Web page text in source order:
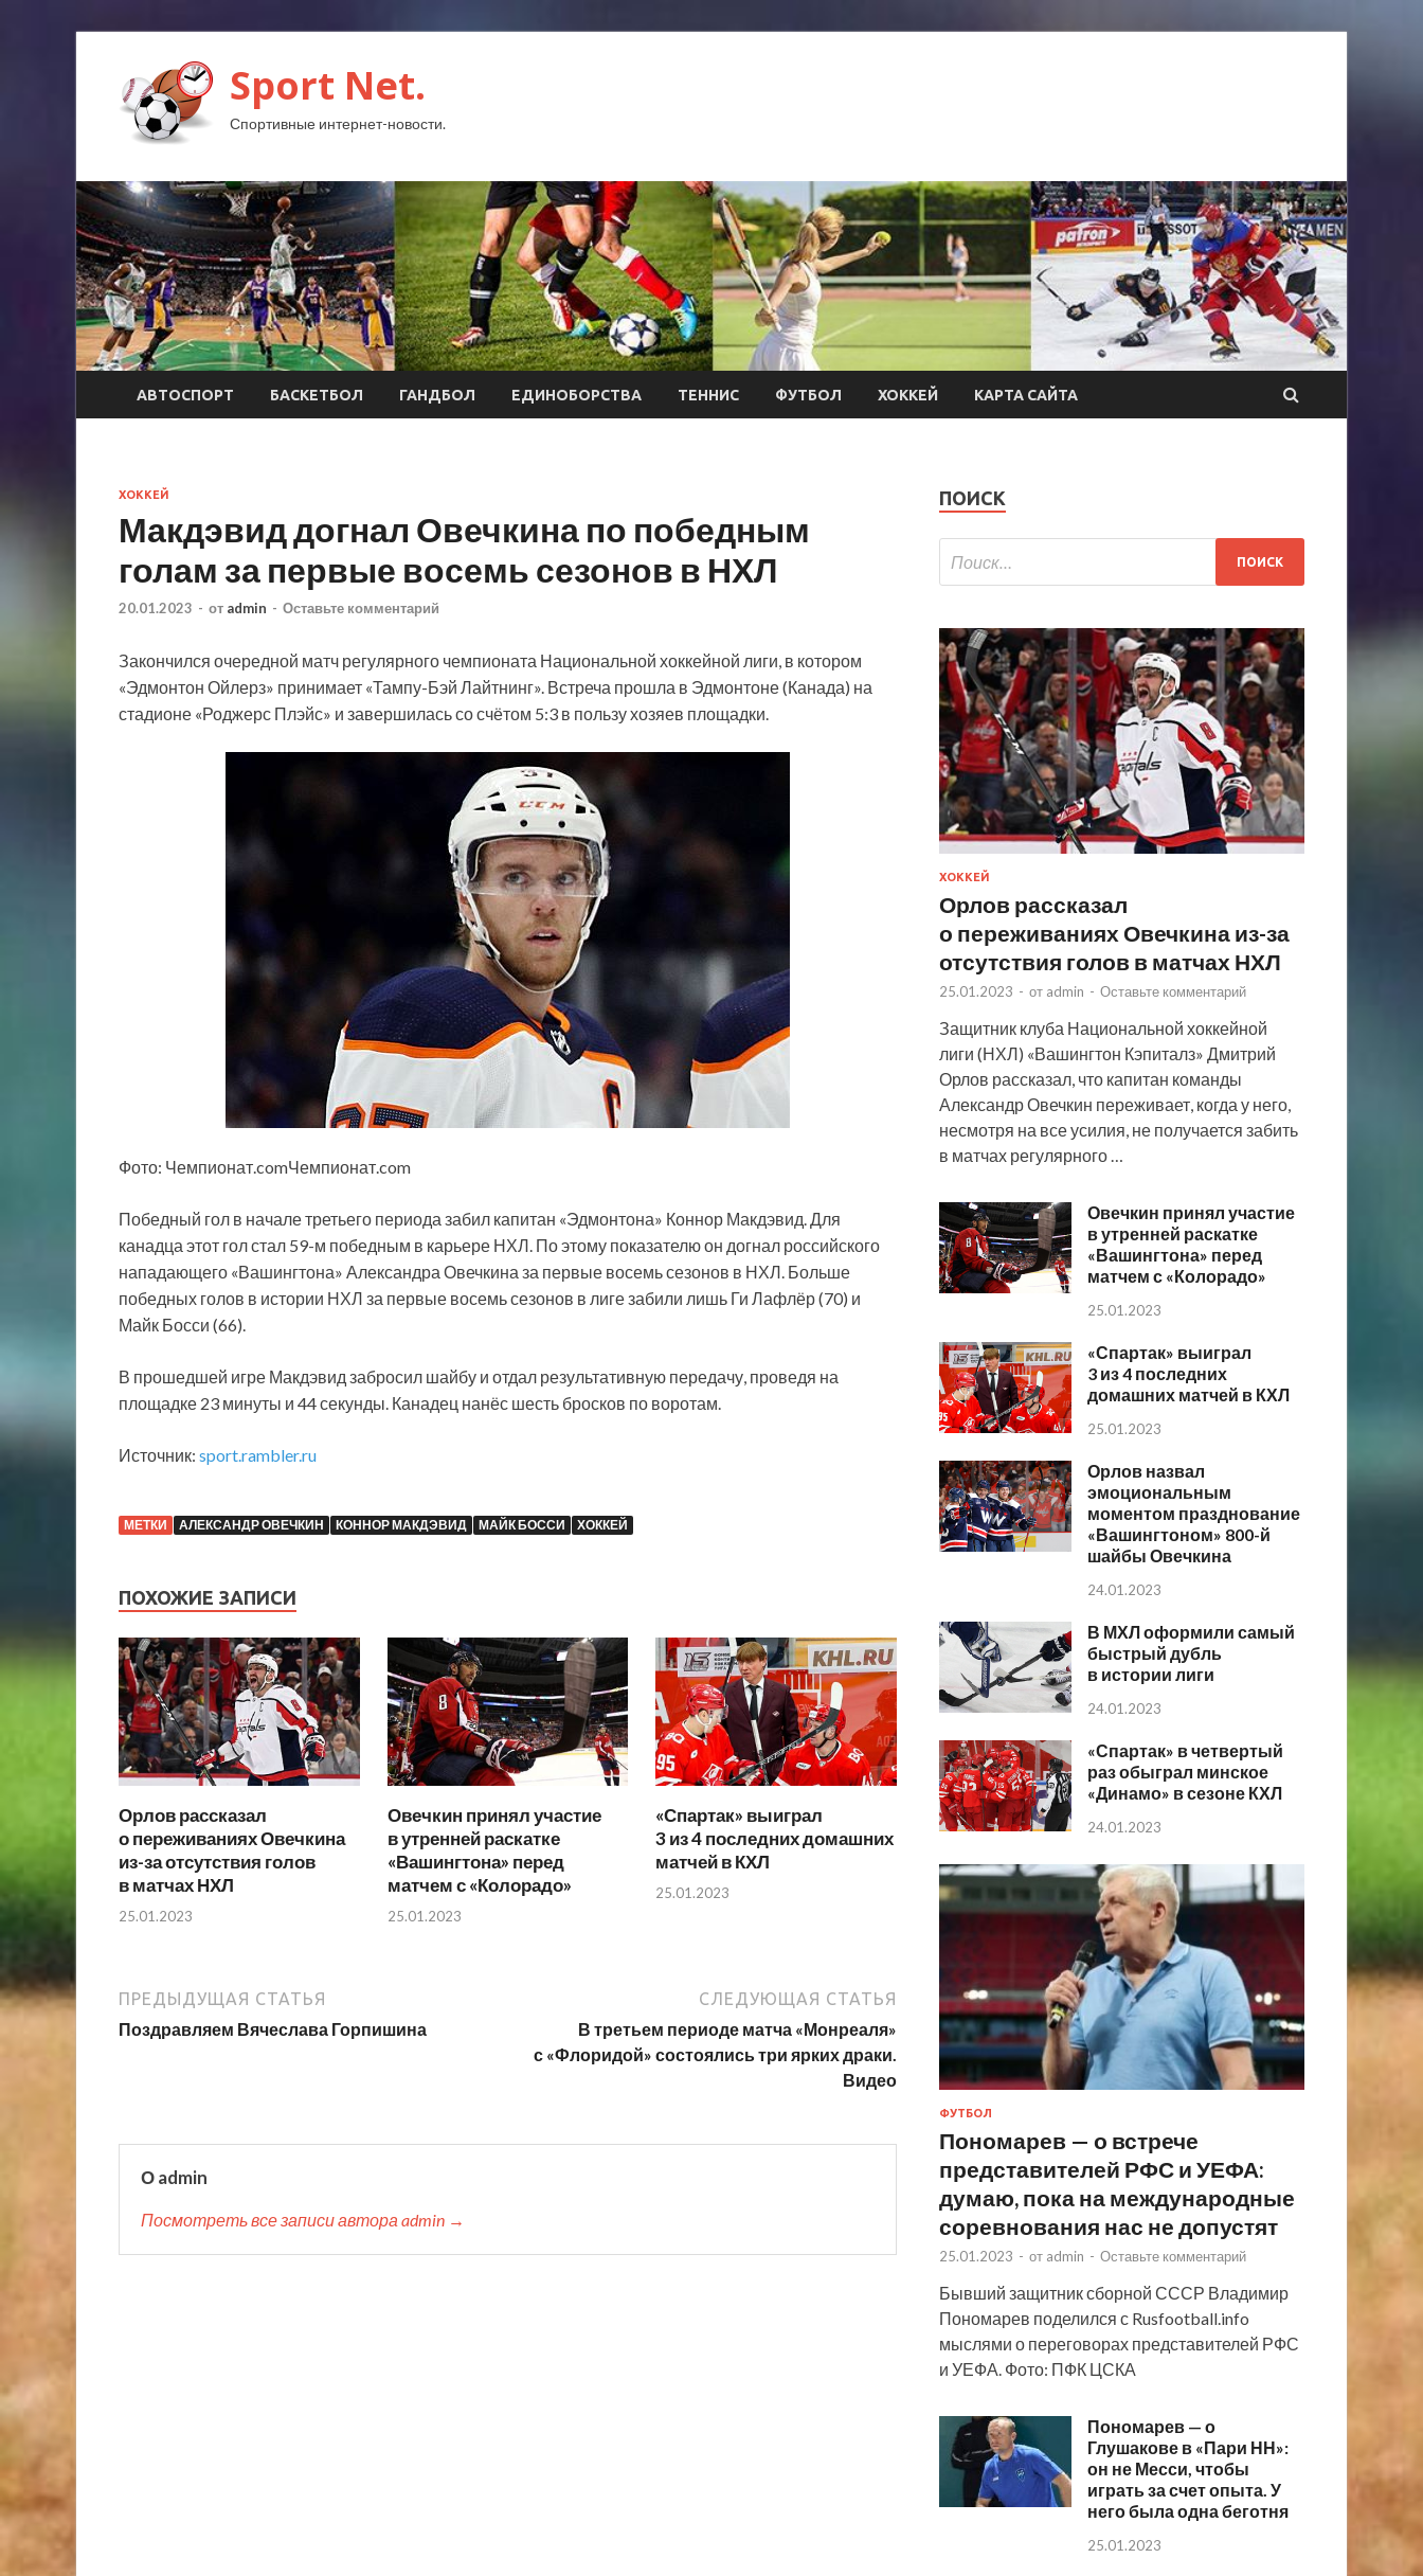
Sport Net.
Спортивные интернет-новости.
АВТОСПОРТ БАСКЕТБОЛ ГАНДБОЛ ЕДИНОБОРСТВА ТЕННИС ФУТБОЛ ХОККЕЙ КАРТА САЙТА
ХОККЕЙ
Макдэвид догнал Овечкина по победным
голам за первые восемь сезонов в НХЛ
20.01.2023 - от admin - Оставьте комментарий
Закончился очередной матч регулярного чемпионата Национальной хоккейной лиги, в котором
«Эдмонтон Ойлерз» принимает «Тампу-Бэй Лайтнинг». Встреча прошла в Эдмонтоне (Канада) на
стадионе «Роджерс Плэйс» и завершилась со счётом 5:3 в пользу хозяев площадки.
Фото: Чемпионат.comЧемпионат.com
Победный гол в начале третьего периода забил капитан «Эдмонтона» Коннор Макдэвид. Для
канадца этот гол стал 59-м победным в карьере НХЛ. По этому показателю он догнал российского
нападающего «Вашингтона» Александра Овечкина за первые восемь сезонов в НХЛ. Больше
победных голов в истории НХЛ за первые восемь сезонов в лиге забили лишь Ги Лафлёр (70) и
Майк Босси (66).
В прошедшей игре Макдэвид забросил шайбу и отдал результативную передачу, проведя на
площадке 23 минуты и 44 секунды. Канадец нанёс шесть бросков по воротам.
Источник: sport.rambler.ru
МЕТКИ АЛЕКСАНДР ОВЕЧКИН КОННОР МАКДЭВИД МАЙК БОССИ ХОККЕЙ
ПОХОЖИЕ ЗАПИСИ
Орлов рассказал
о переживаниях Овечкина
из-за отсутствия голов
в матчах НХЛ
25.01.2023
Овечкин принял участие
в утренней раскатке
«Вашингтона» перед
матчем с «Колорадо»
25.01.2023
«Спартак» выиграл
3 из 4 последних домашних
матчей в КХЛ
25.01.2023
ПРЕДЫДУЩАЯ СТАТЬЯ
Поздравляем Вячеслава Горпишина
СЛЕДУЮЩАЯ СТАТЬЯ
В третьем периоде матча «Монреаля»
с «Флоридой» состоялись три ярких драки.
Видео
О admin
Посмотреть все записи автора admin →
ПОИСК
ХОККЕЙ
Орлов рассказал
о переживаниях Овечкина из-за
отсутствия голов в матчах НХЛ
25.01.2023 - от admin - Оставьте комментарий
Защитник клуба Национальной хоккейной
лиги (НХЛ) «Вашингтон Кэпиталз» Дмитрий
Орлов рассказал, что капитан команды
Александр Овечкин переживает, когда у него,
несмотря на все усилия, не получается забить
в матчах регулярного …
Овечкин принял участие
в утренней раскатке
«Вашингтона» перед
матчем с «Колорадо»
25.01.2023
«Спартак» выиграл
3 из 4 последних
домашних матчей в КХЛ
25.01.2023
Орлов назвал
эмоциональным
моментом празднование
«Вашингтоном» 800-й
шайбы Овечкина
24.01.2023
В МХЛ оформили самый
быстрый дубль
в истории лиги
24.01.2023
«Спартак» в четвертый
раз обыграл минское
«Динамо» в сезоне КХЛ
24.01.2023
ФУТБОЛ
Пономарев — о встрече
представителей РФС и УЕФА:
думаю, пока на международные
соревнования нас не допустят
25.01.2023 - от admin - Оставьте комментарий
Бывший защитник сборной СССР Владимир
Пономарев поделился с Rusfootball.info
мыслями о переговорах представителей РФС
и УЕФА. Фото: ПФК ЦСКА
Пономарев — о
Глушакове в «Пари НН»:
он не Месси, чтобы
играть за счет опыта. У
него была одна беготня
25.01.2023